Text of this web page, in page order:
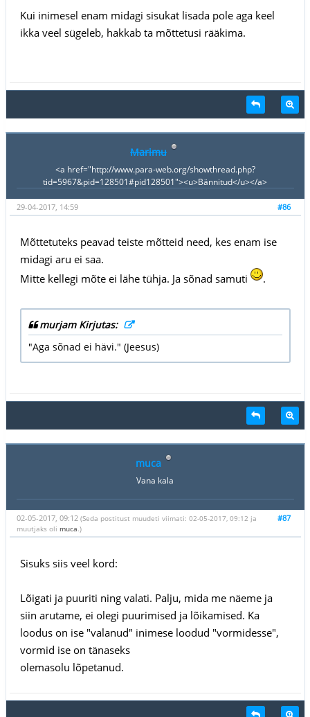
Kui inimesel enam midagi sisukat lisada pole aga keel
ikka veel sügeleb, hakkab ta mõttetusi rääkima.
Marimu
<a href="http://www.para-web.org/showthread.php?
tid=5967&pid=128501#pid128501"><u>Bännitud</u></a>
#86
29-04-2017, 14:59
Mõttetuteks peavad teiste mõtteid need, kes enam ise
midagi aru ei saa.
Mitte kellegi mõte ei lähe tühja. Ja sõnad samuti
.
murjam Kirjutas:
"Aga sõnad ei hävi." (Jeesus)
muca
Vana kala
#87
02-05-2017, 09:12 (Seda postitust muudeti viimati: 02-05-2017, 09:12 ja
muutjaks oli muca .)
Sisuks siis veel kord:
Lõigati ja puuriti ning valati. Palju, mida me näeme ja
siin arutame, ei olegi puurimised ja lõikamised. Ka
loodus on ise "valanud" inimese loodud "vormidesse",
vormid ise on tänaseks
olemasolu lõpetanud.